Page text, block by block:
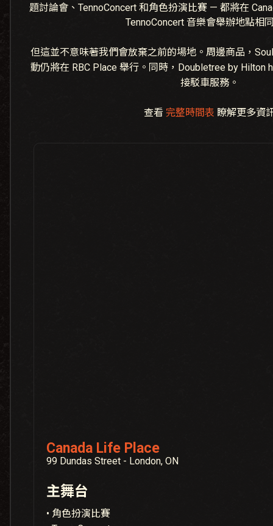
題討論會、TennoConcert 和角色扮演比賽 — 都將在
TennoConcert 音樂會舉辦地點相
但這並不意味著我們會放棄之前的場地。周邊商品，
動仍將在 RBC Place 舉行。同時，Doubletree by Hilton
接駁車服務。
查看 完整時間表 瞭解更多資
Canada Life Place
99 Dundas Street - London, ON
主舞台
• 角色扮演比賽